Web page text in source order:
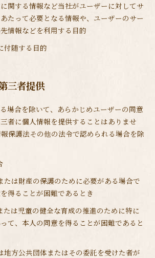
関する情報など当社がユーザーに対してサ
たって必要となる情報や、ユーザーのサー
情報などを利用する目的
付随する目的
三者提供
場合を除いて、あらかじめユーザーの同意
者に個人情報を提供することはありませ
保護法その他の法令で認められる場合を除
たは財産の保護のために必要がある場合で
得ることが困難であるとき
たは児童の健全な育成の推進のために特に
て、本人の同意を得ることが困難であると
地方公共団体またはその委託を受けた者が